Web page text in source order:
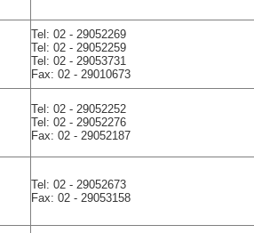
Tel: 02 - 29052269
Tel: 02 - 29052259
Tel: 02 - 29053731
Fax: 02 - 29010673
Tel: 02 - 29052252
Tel: 02 - 29052276
Fax: 02 - 29052187
Tel: 02 - 29052673
Fax: 02 - 29053158